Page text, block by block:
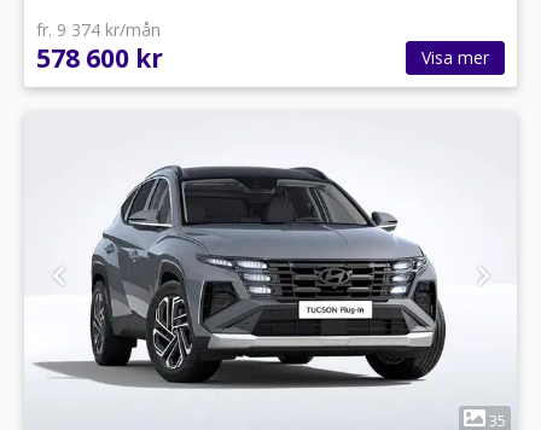
fr. 9 374 kr/mån
578 600 kr Visa mer
35